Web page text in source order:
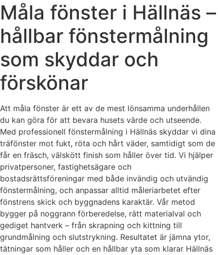
Måla fönster i Hällnäs –
hållbar fönstermålning
som skyddar och
förskönar
Att måla fönster är ett av de mest lönsamma underhållen
du kan göra för att bevara husets värde och utseende.
Med professionell fönstermålning i Hällnäs skyddar vi dina
träfönster mot fukt, röta och hårt väder, samtidigt som de
får en fräsch, välskött finish som håller över tid. Vi hjälper
privatpersoner, fastighetsägare och
bostadsrättsföreningar med både invändig och utvändig
fönstermålning, och anpassar alltid måleriarbetet efter
fönstrens skick och byggnadens karaktär. Vår metod
bygger på noggrann förberedelse, rätt materialval och
gediget hantverk – från skrapning och kittning till
grundmålning och slutstrykning. Resultatet är jämna ytor,
tätningar som håller och en hållbar yta som klarar Hällnäs